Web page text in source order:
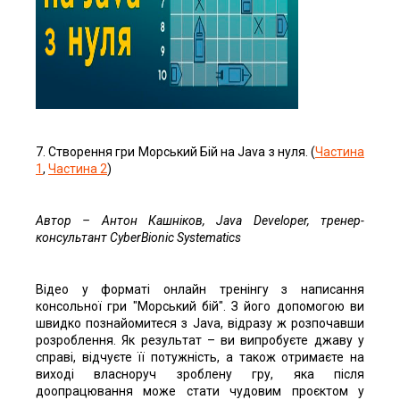
7. Створення гри Морський Бій на Java з нуля. (Частина
1, Частина 2)
Автор – Антон Кашніков, Java Developer, тренер-
консультант CyberBionic Systematics
Відео у форматі онлайн тренінгу з написання
консольної гри "Морський бій". З його допомогою ви
швидко познайомитеся з Java, відразу ж розпочавши
розроблення. Як результат – ви випробуєте джаву у
справі, відчуєте її потужність, а також отримаєте на
виході власноруч зроблену гру, яка після
доопрацювання може стати чудовим проєктом у